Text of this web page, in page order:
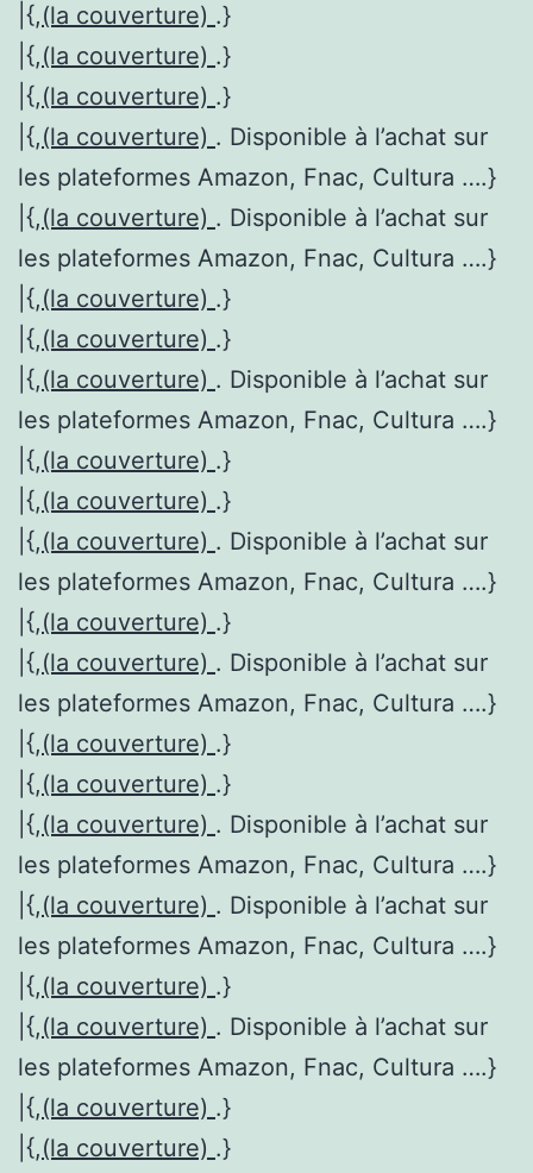
|{,(la couverture) .}
|{,(la couverture) .}
|{,(la couverture) .}
|{,(la couverture) . Disponible à l’achat sur
les plateformes Amazon, Fnac, Cultura ….}
|{,(la couverture) . Disponible à l’achat sur
les plateformes Amazon, Fnac, Cultura ….}
|{,(la couverture) .}
|{,(la couverture) .}
|{,(la couverture) . Disponible à l’achat sur
les plateformes Amazon, Fnac, Cultura ….}
|{,(la couverture) .}
|{,(la couverture) .}
|{,(la couverture) . Disponible à l’achat sur
les plateformes Amazon, Fnac, Cultura ….}
|{,(la couverture) .}
|{,(la couverture) . Disponible à l’achat sur
les plateformes Amazon, Fnac, Cultura ….}
|{,(la couverture) .}
|{,(la couverture) .}
|{,(la couverture) . Disponible à l’achat sur
les plateformes Amazon, Fnac, Cultura ….}
|{,(la couverture) . Disponible à l’achat sur
les plateformes Amazon, Fnac, Cultura ….}
|{,(la couverture) .}
|{,(la couverture) . Disponible à l’achat sur
les plateformes Amazon, Fnac, Cultura ….}
|{,(la couverture) .}
|{,(la couverture) .}